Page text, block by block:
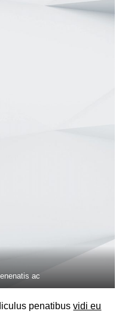
ac
penatibusvidi eu